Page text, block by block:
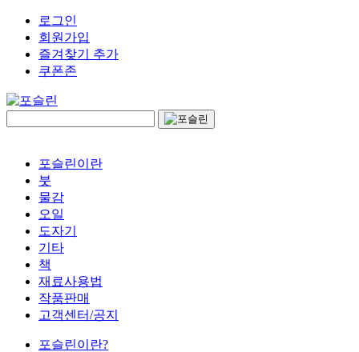
로그인
회원가입
즐겨찾기 추가
쿠폰존
포슬린이란
붓
물감
오일
도자기
기타
책
재료사용법
작품판매
고객센터/공지
포슬린이란?